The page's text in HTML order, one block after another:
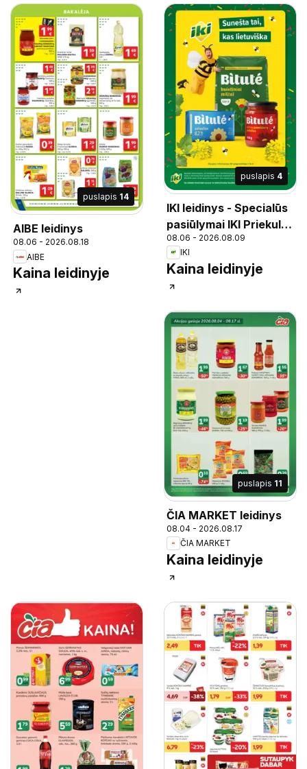
puslapis 14
AIBE leidinys
08.06 - 2026.08.18
AIBE
Kaina leidinyje
puslapis 4
IKI leidinys - Specialūs
pasiūlymai IKI Priekulė
parduotuvės klientams
08.06 - 2026.08.09
IKI
Kaina leidinyje
puslapis 11
ČIA MARKET leidinys
08.04 - 2026.08.17
ČIA MARKET
Kaina leidinyje